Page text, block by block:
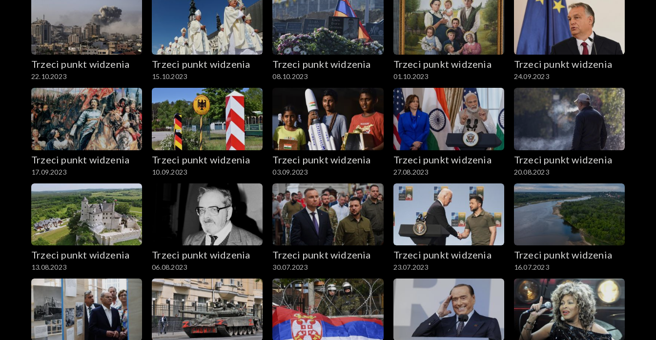
Trzeci punkt widzenia
22.10.2023
Trzeci punkt widzenia
15.10.2023
Trzeci punkt widzenia
08.10.2023
Trzeci punkt widzenia
01.10.2023
Trzeci punkt widzenia
24.09.2023
Trzeci punkt widzenia
17.09.2023
Trzeci punkt widzenia
10.09.2023
Trzeci punkt widzenia
03.09.2023
Trzeci punkt widzenia
27.08.2023
Trzeci punkt widzenia
20.08.2023
Trzeci punkt widzenia
13.08.2023
Trzeci punkt widzenia
06.08.2023
Trzeci punkt widzenia
30.07.2023
Trzeci punkt widzenia
23.07.2023
Trzeci punkt widzenia
16.07.2023